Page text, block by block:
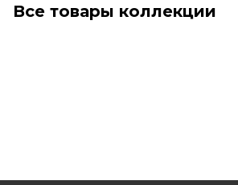
Все товары коллекции